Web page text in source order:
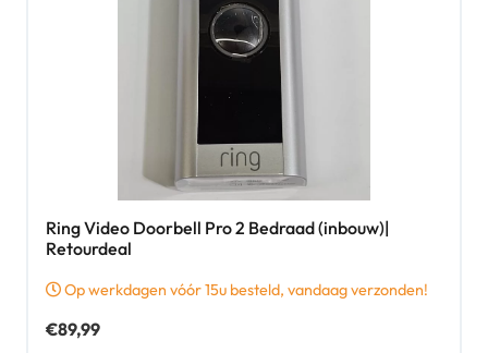
Ring Video Doorbell Pro 2 Bedraad (inbouw)|
Retourdeal
Op werkdagen vóór 15u besteld, vandaag verzonden!
€89,99